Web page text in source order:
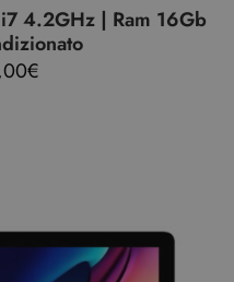
4.2GHz | Ram 16Gb
€